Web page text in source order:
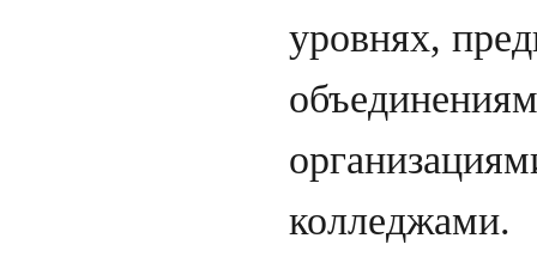
уровнях,
колледжами.